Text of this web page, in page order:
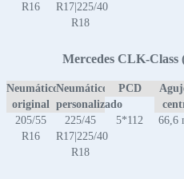
R16
R17|225/40
R18
Mercedes CLK-Class
Neumático
original
Neumático
personalizado
PCD
205/55
R16
225/45
R17|225/40
R18
5*112 66,6